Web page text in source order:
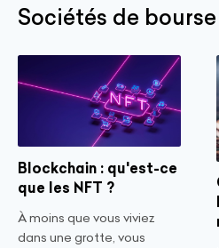
Sociétés de
Blockchain : qu'est-ce
que les NFT ?
À moins que vous viviez
dans une grotte, vous